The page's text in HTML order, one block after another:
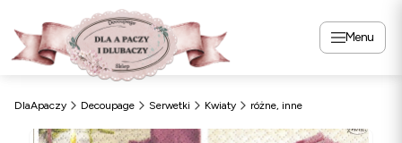
Menu
DlaApaczy Decoupage Serwetki Kwiaty różne, inne